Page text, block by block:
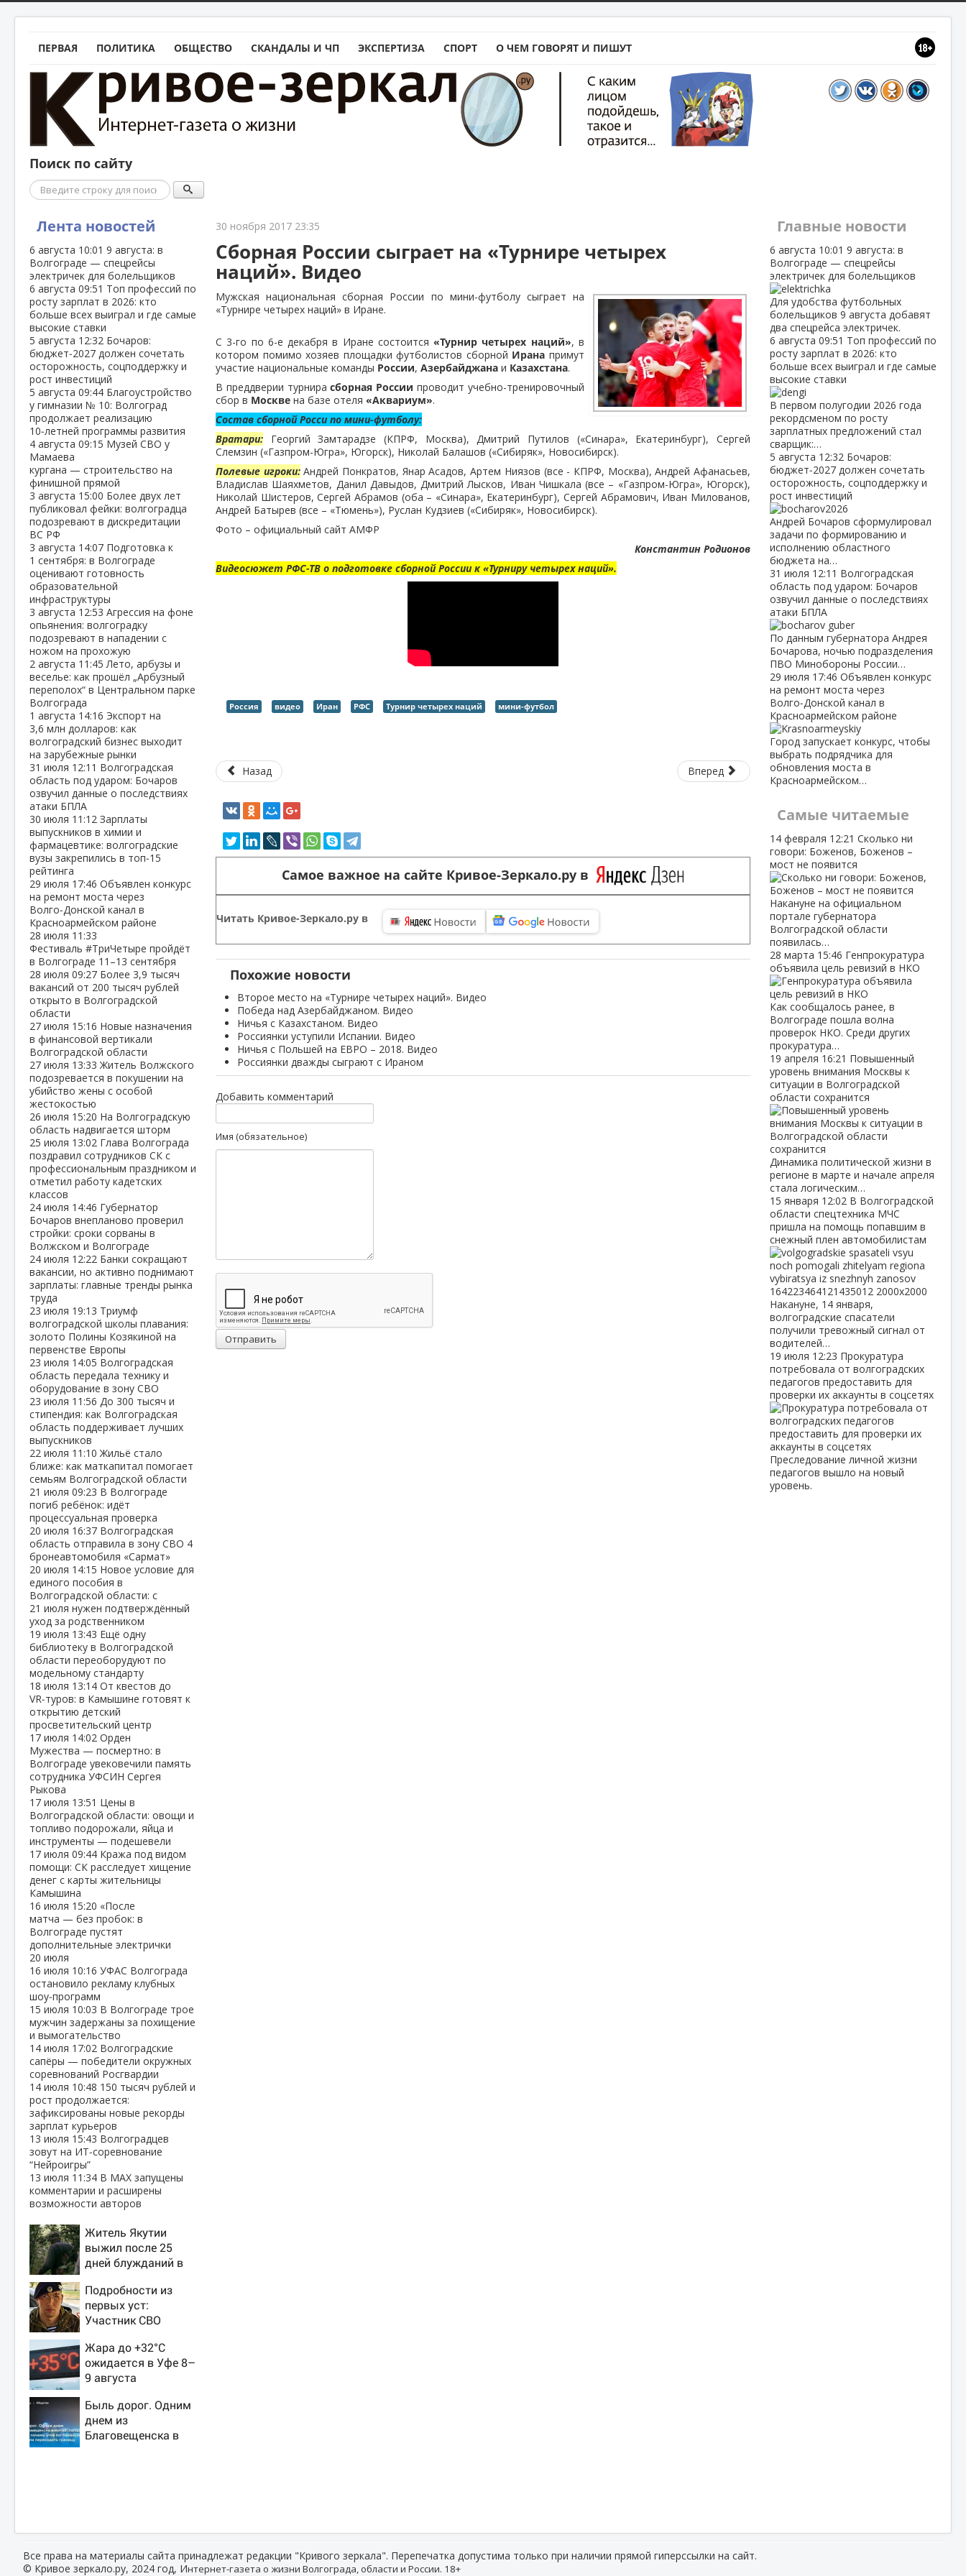
ПЕРВАЯ ПОЛИТИКА ОБЩЕСТВО СКАНДАЛЫ И ЧП ЭКСПЕРТИЗА СПОРТ О ЧЕМ ГОВОРЯТ И ПИШУТ
Поиск по сайту
Поиск
Лента новостей
6 августа 10:01 9 августа: в
Волгограде — спецрейсы
электричек для болельщиков
6 августа 09:51 Топ профессий по
росту зарплат в 2026: кто
больше всех выиграл и где самые
высокие ставки
5 августа 12:32 Бочаров:
бюджет‑2027 должен сочетать
осторожность, соцподдержку и
рост инвестиций
5 августа 09:44 Благоустройство
у гимназии № 10: Волгоград
продолжает реализацию
10‑летней программы развития
4 августа 09:15 Музей СВО у
Мамаева
кургана — строительство на
финишной прямой
3 августа 15:00 Более двух лет
публиковал фейки: волгоградца
подозревают в дискредитации
ВС РФ
3 августа 14:07 Подготовка к
1 сентября: в Волгограде
оценивают готовность
образовательной
инфраструктуры
3 августа 12:53 Агрессия на фоне
опьянения: волгоградку
подозревают в нападении с
ножом на прохожую
2 августа 11:45Лето, арбузы и
веселье: как прошёл „Арбузный
переполох“ в Центральном парке
Волгограда
1 августа 14:16 Экспорт на
3,6 млн долларов: как
волгоградский бизнес выходит
на зарубежные рынки
31 июля 12:11 Волгоградская
область под ударом: Бочаров
озвучил данные о последствиях
атаки БПЛА
30 июля 11:12 Зарплаты
выпускников в химии и
фармацевтике: волгоградские
вузы закрепились в топ‑15
рейтинга
29 июля 17:46 Объявлен конкурс
на ремонт моста через
Волго‑Донской канал в
Красноармейском районе
28 июля 11:33
Фестиваль #ТриЧетыре пройдёт
в Волгограде 11–13 сентября
28 июля 09:27 Более 3,9 тысяч
вакансий от 200 тысяч рублей
открыто в Волгоградской
области
27 июля 15:16 Новые назначения
в финансовой вертикали
Волгоградской области
27 июля 13:33Житель Волжского
подозревается в покушении на
убийство жены с особой
жестокостью
26 июля 15:20 На Волгоградскую
область надвигается шторм
25 июля 13:02 Глава Волгограда
поздравил сотрудников СК с
профессиональным праздником и
отметил работу кадетских
классов
24 июля 14:46 Губернатор
Бочаров внепланово проверил
стройки: сроки сорваны в
Волжском и Волгограде
24 июля 12:22 Банки сокращают
вакансии, но активно поднимают
зарплаты: главные тренды рынка
труда
23 июля 19:13 Триумф
волгоградской школы плавания:
золото Полины Козякиной на
первенстве Европы
23 июля 14:05 Волгоградская
область передала технику и
оборудование в зону СВО
23 июля 11:56 До 300 тысяч и
стипендия: как Волгоградская
область поддерживает лучших
выпускников
22 июля 11:10Жильё стало
ближе: как маткапитал помогает
семьям Волгоградской области
21 июля 09:23 В Волгограде
погиб ребёнок: идёт
процессуальная проверка
20 июля 16:37 Волгоградская
область отправила в зону СВО 4
бронеавтомобиля «Сармат»
20 июля 14:15 Новое условие для
единого пособия в
Волгоградской области: с
21 июля нужен подтверждённый
уход за родственником
19 июля 13:43 Ещё одну
библиотеку в Волгоградской
области переоборудуют по
модельному стандарту
18 июля 13:14 От квестов до
VR‑туров: в Камышине готовят к
открытию детский
просветительский центр
17 июля 14:02 Орден
Мужества — посмертно: в
Волгограде увековечили память
сотрудника УФСИН Сергея
Рыкова
17 июля 13:51 Цены в
Волгоградской области: овощи и
топливо подорожали, яйца и
инструменты — подешевели
17 июля 09:44 Кража под видом
помощи: СК расследует хищение
денег с карты жительницы
Камышина
16 июля 15:20 «После
матча — без пробок: в
Волгограде пустят
дополнительные электрички
20 июля
16 июля 10:16 УФАС Волгограда
остановило рекламу клубных
шоу‑программ
15 июля 10:03 В Волгограде трое
мужчин задержаны за похищение
и вымогательство
14 июля 17:02 Волгоградские
сапёры — победители окружных
соревнований Росгвардии
14 июля 10:48 150 тысяч рублей и
рост продолжается:
зафиксированы новые рекорды
зарплат курьеров
13 июля 15:43 Волгоградцев
зовут на ИТ‑соревнование
“Нейроигры”
13 июля 11:34 В МАХ запущены
комментарии и расширены
возможности авторов
Житель Якутии
выжил после 25
дней блужданий в
Подробности из
первых уст:
Участник СВО
спасло его в
схватке с медведем
Жара до +32°C
ожидается в Уфе 8–
9 августа
Быль дорог. Одним
днем из
Благовещенска в
30 ноября 2017 23:35
Сборная России сыграет на «Турнире четырех
наций». Видео
Мужская национальная сборная России по мини-футболу сыграет на
«Турнире четырех наций» в Иране.
С 3-го по 6-е декабря в Иране состоится«Турнир четырех наций», в
котором помимо хозяев площадки футболистов сборной Ирана примут
участие национальные команды России,Азербайджана и Казахстана.
В преддверии турнирасборная России проводит учебно-тренировочный
сбор в Москве на базе отеля«Аквариум».
Состав сборной Росси по мини-футболу:
Вратари: Георгий Замтарадзе (КПРФ, Москва), Дмитрий Путилов («Синара», Екатеринбург), Сергей
Слемзин («Газпром-Югра», Югорск), Николай Балашов («Сибиряк», Новосибирск).
Полевые игроки:Андрей Понкратов, Янар Асадов, Артем Ниязов (все - КПРФ, Москва), Андрей Афанасьев,
Владислав Шаяхметов, Данил Давыдов, Дмитрий Лысков, Иван Чишкала (все – «Газпром-Югра», Югорск),
Николай Шистеров, Сергей Абрамов (оба – «Синара», Екатеринбург), Сергей Абрамович, Иван Милованов,
Андрей Батырев (все – «Тюмень»), Руслан Кудзиев («Сибиряк», Новосибирск).
Фото – официальный сайт АМФР
Константин Родионов
Видеосюжет РФС-ТВ о подготовке сборной России к «Турниру четырех наций».
Россия видео Иран РФС Турнир четырех наций мини-футбол
Назад Вперед
Самое важное на сайте Кривое-Зеркало.ру в
Читать Кривое-Зеркало.ру в
Похожие новости
Второе место на «Турнире четырех наций». Видео
Победа над Азербайджаном. Видео
Ничья с Казахстаном. Видео
Россиянки уступили Испании. Видео
Ничья с Польшей на ЕВРО – 2018. Видео
Россиянки дважды сыграют с Ираном
Добавить комментарий
Имя (обязательное)
Отправить
Главные новости
6 августа 10:01 9 августа: в
Волгограде — спецрейсы
электричек для болельщиков
Для удобства футбольных
болельщиков 9 августа добавят
два спецрейса электричек.
6 августа 09:51 Топ профессий по
росту зарплат в 2026: кто
больше всех выиграл и где самые
высокие ставки
В первом полугодии 2026 года
рекордсменом по росту
зарплатных предложений стал
сварщик:…
5 августа 12:32 Бочаров:
бюджет‑2027 должен сочетать
осторожность, соцподдержку и
рост инвестиций
Андрей Бочаров сформулировал
задачи по формированию и
исполнению областного
бюджета на…
31 июля 12:11 Волгоградская
область под ударом: Бочаров
озвучил данные о последствиях
атаки БПЛА
По данным губернатора Андрея
Бочарова, ночью подразделения
ПВО Минобороны России…
29 июля 17:46 Объявлен конкурс
на ремонт моста через
Волго‑Донской канал в
Красноармейском районе
Город запускает конкурс, чтобы
выбрать подрядчика для
обновления моста в
Красноармейском…
Самые читаемые
14 февраля 12:21 Сколько ни
говори: Боженов, Боженов –
мост не появится
Накануне на официальном
портале губернатора
Волгоградской области
появилась…
28 марта 15:46 Генпрокуратура
объявила цель ревизий в НКО
Как сообщалось ранее, в
Волгограде пошла волна
проверок НКО. Среди других
прокуратура…
19 апреля 16:21 Повышенный
уровень внимания Москвы к
ситуации в Волгоградской
области сохранится
Динамика политической жизни в
регионе в марте и начале апреля
стала логическим…
15 января 12:02 В Волгоградской
области спецтехника МЧС
пришла на помощь попавшим в
снежный плен автомобилистам
Накануне, 14 января,
волгоградские спасатели
получили тревожный сигнал от
водителей…
19 июля 12:23 Прокуратура
потребовала от волгоградских
педагогов предоставить для
проверки их аккаунты в соцсетях
Преследование личной жизни
педагогов вышло на новый
уровень.
Все права на материалы сайта принадлежат редакции "Кривого зеркала". Перепечатка допустима только при наличии прямой гиперссылки на сайт.
© Кривое зеркало.ру, 2024 год, Интернет-газета о жизни Волгограда, области и России. 18+